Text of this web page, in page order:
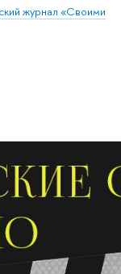
журнал «Своими